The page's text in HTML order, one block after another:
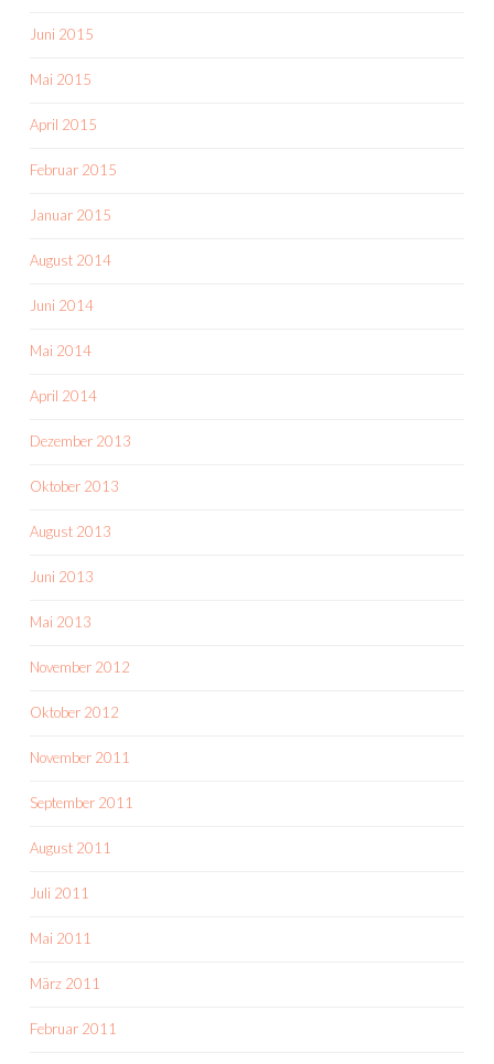
Juni 2015
Mai 2015
April 2015
Februar 2015
Januar 2015
August 2014
Juni 2014
Mai 2014
April 2014
Dezember 2013
Oktober 2013
August 2013
Juni 2013
Mai 2013
November 2012
Oktober 2012
November 2011
September 2011
August 2011
Juli 2011
Mai 2011
März 2011
Februar 2011